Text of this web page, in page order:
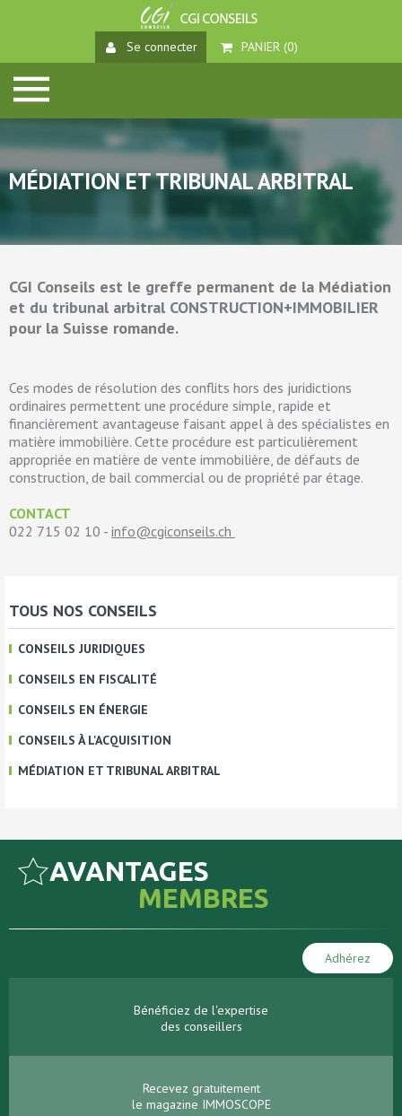
Se connecter PANIER (0)
MÉDIATION ET TRIBUNAL ARBITRAL
CGI Conseils est le greffe permanent de la Médiation
et du tribunal arbitral CONSTRUCTION+IMMOBILIER
pour la Suisse romande.
Ces modes de résolution des conflits hors des juridictions
ordinaires permettent une procédure simple, rapide et
financièrement avantageuse faisant appel à des spécialistes en
matière immobilière. Cette procédure est particulièrement
appropriée en matière de vente immobilière, de défauts de
construction, de bail commercial ou de propriété par étage.
CONTACT
022 715 02 10 - info@cgiconseils.ch
TOUS NOS CONSEILS
CONSEILS JURIDIQUES
CONSEILS EN FISCALITÉ
CONSEILS EN ÉNERGIE
CONSEILS À L'ACQUISITION
MÉDIATION ET TRIBUNAL ARBITRAL
AVANTAGES
MEMBRES
Adhérez
Bénéficiez de l'expertise
des conseillers
Recevez gratuitement
le magazine IMMOSCOPE